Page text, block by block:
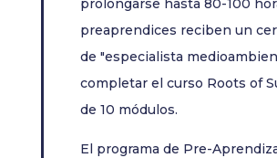
prolongarse hasta 80-100
preaprendices reciben un
de "especialista
completar el curso Roots of
de 10 módulos.
El programa de Pre-